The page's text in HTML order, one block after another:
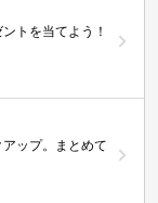
トを当てよう！
ップ。まとめて